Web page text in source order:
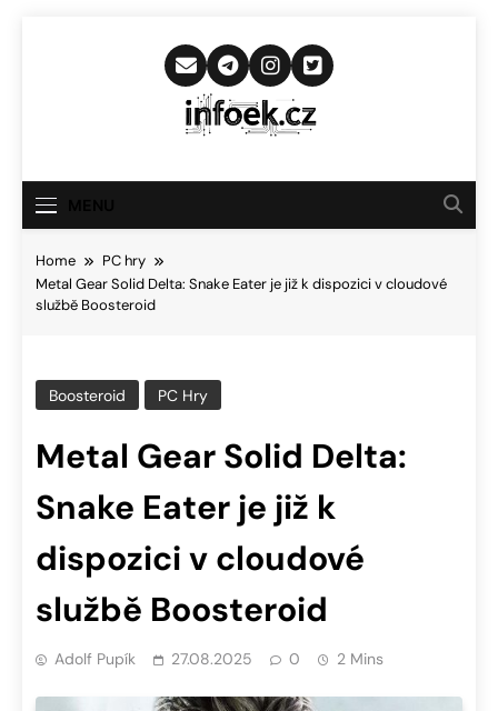
Infoek.cz
Novinkám
Home
PC hry
Metal Gear Solid Delta: Snake Eater je již k dispozici v cloudové
službě Boosteroid
Boosteroid PC Hry
Metal Gear Solid Delta:
Snake Eater je již k
dispozici v cloudové
službě Boosteroid
Adolf Pupík 27.08.2025 0 2 Mins